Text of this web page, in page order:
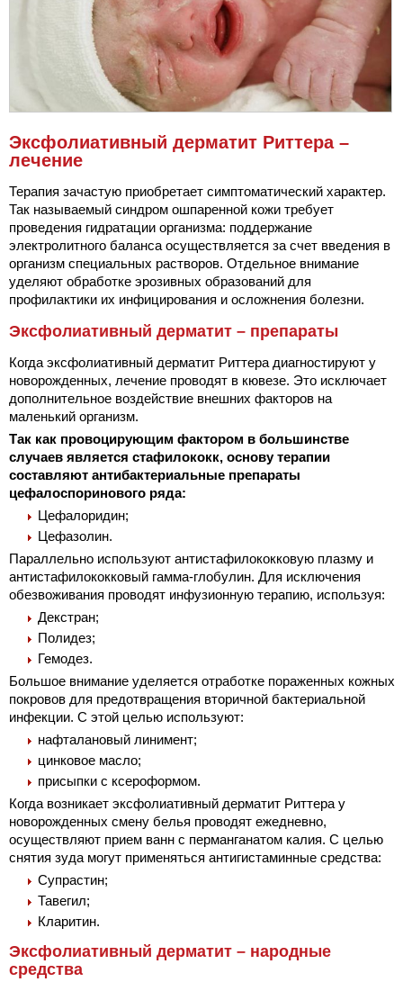
Эксфолиативный дерматит Риттера –
лечение
Терапия зачастую приобретает симптоматический характер.
Так называемый синдром ошпаренной кожи требует
проведения гидратации организма: поддержание
электролитного баланса осуществляется за счет введения в
организм специальных растворов. Отдельное внимание
уделяют обработке эрозивных образований для
профилактики их инфицирования и осложнения болезни.
Эксфолиативный дерматит – препараты
Когда эксфолиативный дерматит Риттера диагностируют у
новорожденных, лечение проводят в кювезе. Это исключает
дополнительное воздействие внешних факторов на
маленький организм.
Так как провоцирующим фактором в большинстве
случаев является стафилококк, основу терапии
составляют антибактериальные препараты
цефалоспоринового ряда:
Цефалоридин;
Цефазолин.
Параллельно используют антистафилококковую плазму и
антистафилококковый гамма-глобулин. Для исключения
обезвоживания проводят инфузионную терапию, используя:
Декстран;
Полидез;
Гемодез.
Большое внимание уделяется отработке пораженных кожных
покровов для предотвращения вторичной бактериальной
инфекции. С этой целью используют:
нафталановый линимент;
цинковое масло;
присыпки с ксероформом.
Когда возникает эксфолиативный дерматит Риттера у
новорожденных смену белья проводят ежедневно,
осуществляют прием ванн с перманганатом калия. С целью
снятия зуда могут применяться антигистаминные средства:
Супрастин;
Тавегил;
Кларитин.
Эксфолиативный дерматит – народные
средства